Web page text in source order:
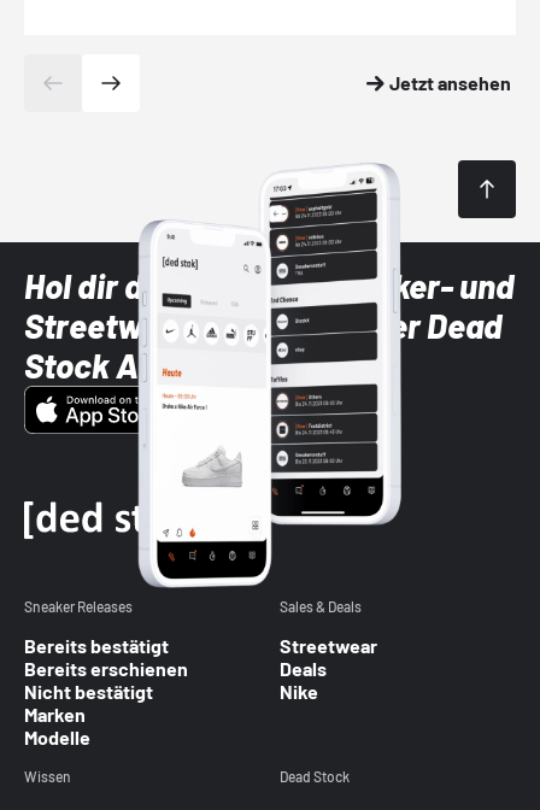
Jetzt ansehen
Hol dir die neuesten Sneaker- und
Streetwear-Brands mit der Dead
Stock App
Sneaker Releases
Bereits bestätigt
Bereits erschienen
Nicht bestätigt
Marken
Modelle
Sales & Deals
Streetwear
Deals
Nike
Wissen Dead Stock